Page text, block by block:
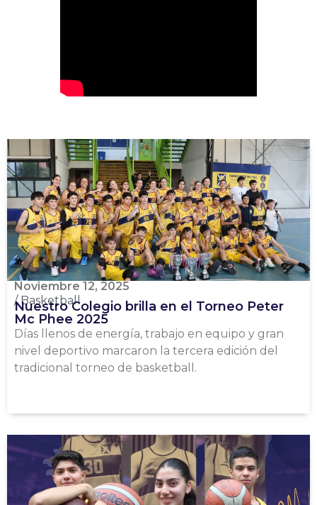
Noviembre 12, 2025
/Basketball
Nuestro Colegio brilla en el Torneo Peter
Mc Phee 2025
Días llenos de energía, trabajo en equipo y gran
nivel deportivo marcaron la tercera edición del
tradicional torneo de basketball.